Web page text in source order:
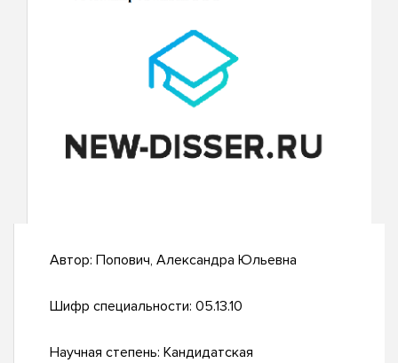
Автор: Попович, Александра Юльевна
Шифр специальности: 05.13.10
Научная степень: Кандидатская